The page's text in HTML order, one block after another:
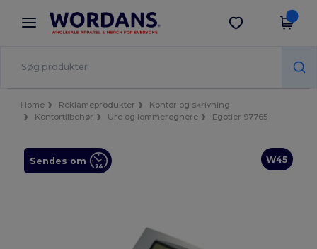
× Wordans-app
Bedre priser i appen!
Hent app
Home Reklameprodukter
Kontor og skrivning
Kontortilbehør
Ure og lommeregnere Egotier 97765
W45
Sendes om